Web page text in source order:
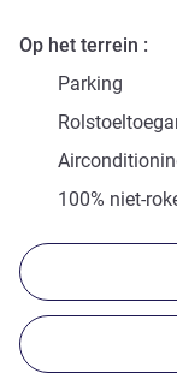
Op het terrein
Parking
100% niet-